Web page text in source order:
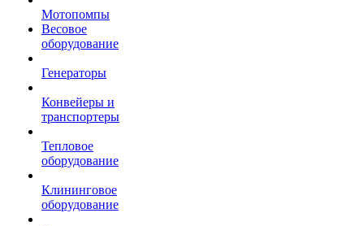
Мотопомпы
Весовое
оборудование
Генераторы
Конвейеры и
транспортеры
Тепловое
оборудование
Клининговое
оборудование